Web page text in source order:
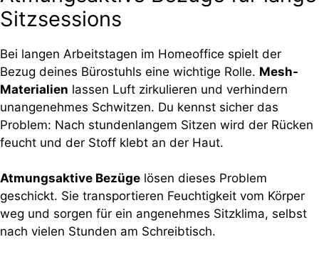
Sitzsessions
Bei langen Arbeitstagen im Homeoffice spielt der
Bezug deines Bürostuhls eine wichtige Rolle. Mesh-
Materialien lassen Luft zirkulieren und verhindern
unangenehmes Schwitzen. Du kennst sicher das
Problem: Nach stundenlangem Sitzen wird der Rücken
feucht und der Stoff klebt an der Haut.
Atmungsaktive Bezüge lösen dieses Problem
geschickt. Sie transportieren Feuchtigkeit vom Körper
weg und sorgen für ein angenehmes Sitzklima, selbst
nach vielen Stunden am Schreibtisch.